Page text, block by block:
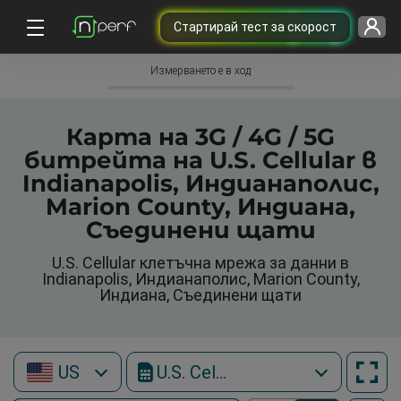
Cтартирай тест за скорост
Измерването е в ход
Карта на 3G / 4G / 5G
битрейта на U.S. Cellular в
Indianapolis, Индианаполис,
Marion County, Индиана,
Съединени щати
U.S. Cellular клетъчна мрежа за данни в
Indianapolis, Индианаполис, Marion County,
Индиана, Съединени щати
US U.S. Cellular